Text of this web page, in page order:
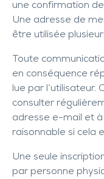
une confirmation
Une adresse de
être utilisée
Toute
en conséquence
lue par l’utilisateur.
consulter
adresse e-mail et
raisonnable si cela
Une seule
par personne